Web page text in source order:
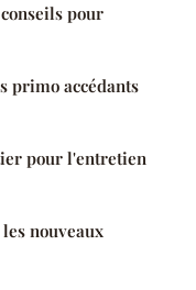
pour
primo accédants
pour l'entretien
nouveaux